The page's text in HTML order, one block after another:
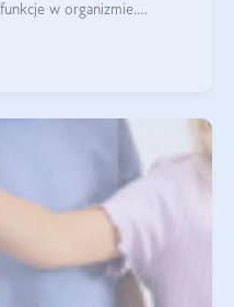
w organizmie.